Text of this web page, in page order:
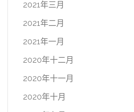
2021年三月
2021年二月
2021年一月
2020年十二月
2020年十一月
2020年十月